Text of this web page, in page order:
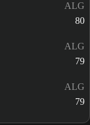
ALG
80
ALG
79
ALG
79